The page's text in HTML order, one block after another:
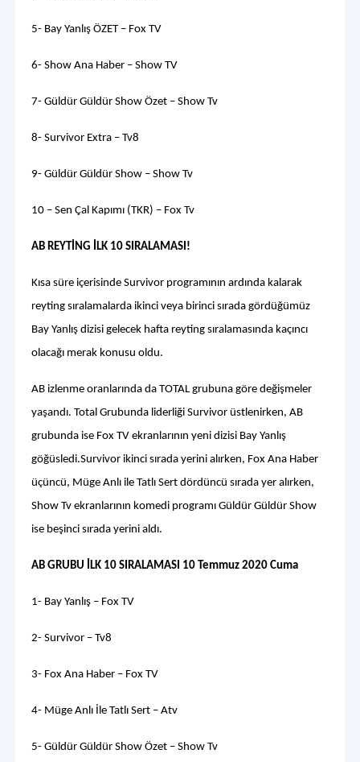
5- Bay Yanlış ÖZET – Fox TV
6- Show Ana Haber – Show TV
7- Güldür Güldür Show Özet – Show Tv
8- Survivor Extra – Tv8
9- Güldür Güldür Show – Show Tv
10 – Sen Çal Kapımı (TKR) – Fox Tv
AB REYTİNG İLK 10 SIRALAMASI!
Kısa süre içerisinde Survivor programının ardında kalarak
reyting sıralamalarda ikinci veya birinci sırada gördüğümüz
Bay Yanlış dizisi gelecek hafta reyting sıralamasında kaçıncı
olacağı merak konusu oldu.
AB izlenme oranlarında da TOTAL grubuna göre değişmeler
yaşandı. Total Grubunda liderliği Survivor üstlenirken, AB
grubunda ise Fox TV ekranlarının yeni dizisi Bay Yanlış
göğüsledi.Survivor ikinci sırada yerini alırken, Fox Ana Haber
üçüncü, Müge Anlı ile Tatlı Sert dördüncü sırada yer alırken,
Show Tv ekranlarının komedi programı Güldür Güldür Show
ise beşinci sırada yerini aldı.
AB GRUBU İLK 10 SIRALAMASI 10 Temmuz 2020 Cuma
1- Bay Yanlış – Fox TV
2- Survivor – Tv8
3- Fox Ana Haber – Fox TV
4- Müge Anlı İle Tatlı Sert – Atv
5- Güldür Güldür Show Özet – Show Tv